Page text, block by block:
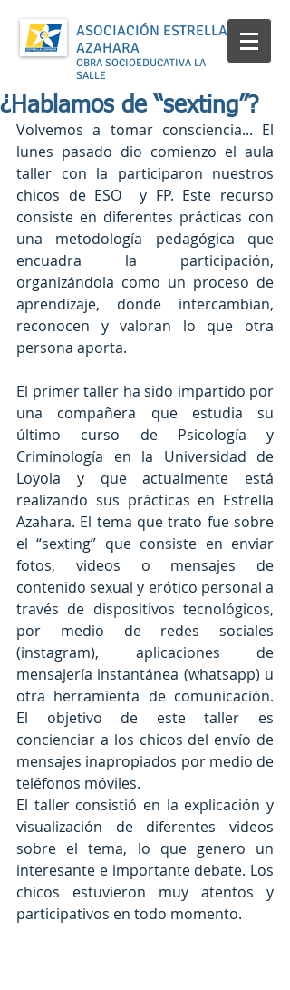
ASOCIACIÓN ESTRELLA
AZAHARA
OBRA SOCIOEDUCATIVA LA
SALLE
¿Hablamos de “sexting”?
Volvemos a tomar consciencia... El
lunes pasado dio comienzo el aula
taller con la participaron nuestros
chicos de ESO  y FP. Este recurso
consiste en diferentes prácticas con
una metodología pedagógica que
encuadra la participación,
organizándola como un proceso de
aprendizaje, donde intercambian,
reconocen y valoran lo que otra
persona aporta.
El primer taller ha sido impartido por
una compañera que estudia su
último curso de Psicología y
Criminología en la Universidad de
Loyola y que actualmente está
realizando sus prácticas en Estrella
Azahara. El tema que trato fue sobre
el “sexting” que consiste en enviar
fotos, videos o mensajes de
contenido sexual y erótico personal a
través de dispositivos tecnológicos,
por medio de redes sociales
(instagram), aplicaciones de
mensajería instantánea (whatsapp) u
otra herramienta de comunicación.
El objetivo de este taller es
concienciar a los chicos del envío de
mensajes inapropiados por medio de
teléfonos móviles.
El taller consistió en la explicación y
visualización de diferentes videos
sobre el tema, lo que genero un
interesante e importante debate. Los
chicos estuvieron muy atentos y
participativos en todo momento.